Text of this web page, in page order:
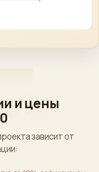
и цены
зависит от